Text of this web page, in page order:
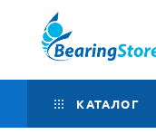
КАТАЛОГ